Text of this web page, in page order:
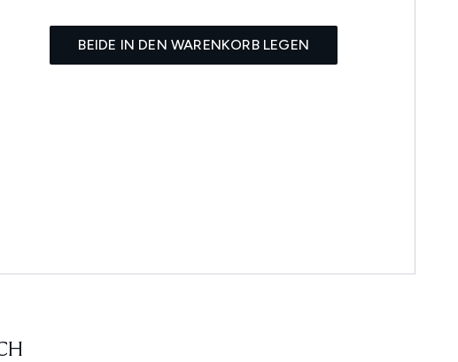
BEIDE IN DEN WARENKORB LEGEN